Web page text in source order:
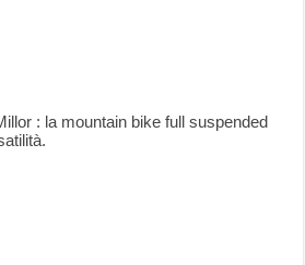
: la mountain bike full suspended